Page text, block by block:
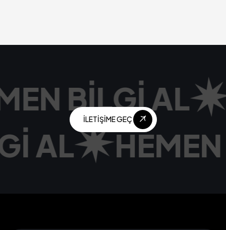
İLETIŞIME GEÇ
İLETIŞIME GEÇ
BILGI AL
AL